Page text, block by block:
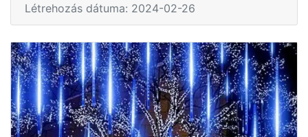
Létrehozás dátuma: 2024-02-26